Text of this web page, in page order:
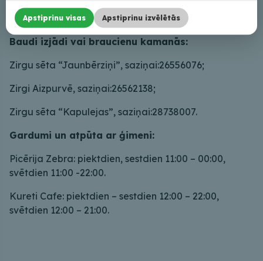
ar dzīvniekiem, info: 22314805.
Baudi izjādi vai braucienu kamanās:
Zirgu sēta “Jaunbērziņi”, saziņai:26556076;
Zirgi Aizpurvē, saziņai:26562138;
Zirgu sēta “Kapulejas”, saziņai:28738007.
Gardumi un atpūta ar ģimeni:
Picērija Zebra: piektdien, sestdien 11:00 – 00:00,
svētdien 11:00 -22:00.
Kureti Cafe: piektdien – sestdien 12:00 – 22:00,
svētdien 12:00 – 21:00.
Apstiprinu visas Apstiprinu izvēlētās